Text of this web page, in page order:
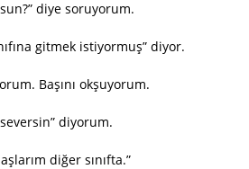
diye soruyorum.
gitmek istiyormuş” diyor.
Başını okşuyorum.
diyorum.
diğer sınıfta.”